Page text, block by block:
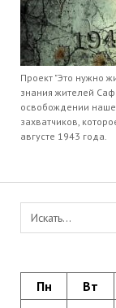
Проект "Это нужно
знания жителей
освобождении
захватчиков,
августе 1943 года.
Пн Вт